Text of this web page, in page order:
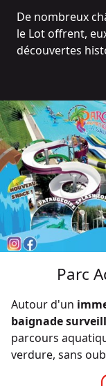
De nombreux
le Lot offrent,
découvertes
Parc
Autour d'un
baignade
parcours
verdure, sans